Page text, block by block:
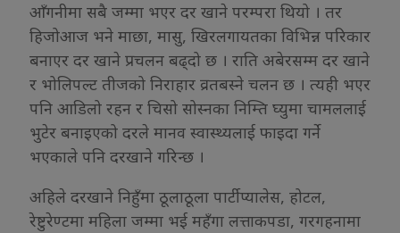
आँगनीमा सबै जम्मा भएर दर खाने परम्परा थियो । तर
हिजोआज भने माछा, मासु, खिरलगायतका विभिन्न परिकार
बनाएर दर खाने प्रचलन बढ्दो छ । राति अबेरसम्म दर खाने
र भोलिपल्ट तीजको निराहार व्रतबस्ने चलन छ । त्यही भएर
पनि आडिलो रहन र चिसो सोस्नका निम्ति घ्युमा चामललाई
भुटेर बनाइएको दरले मानव स्वास्थ्यलाई फाइदा गर्ने
भएकाले पनि दरखाने गरिन्छ ।
अहिले दरखाने निहुँमा ठूलाठूला पार्टीप्यालेस, होटल,
रेष्टुरेण्टमा महिला जम्मा भई महँगा लत्ताकपडा, गरगहनामा